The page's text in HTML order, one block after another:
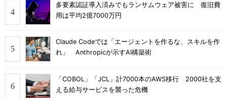
多要素認証導入済みでもランサムウェア被害に 復旧費
用は平均2億7000万円
Claude Codeでは「エージェントを作るな、スキルを作
れ」 Anthropicが示すAI構築術
「COBOL」「JCL」計7000本のAWS移行 2000社を支
える給与サービスを襲った危機